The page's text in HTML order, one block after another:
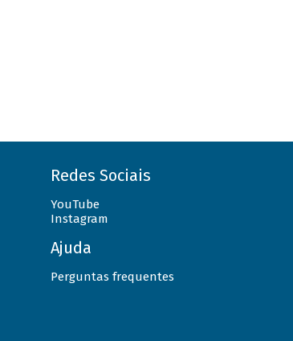
Redes Sociais
YouTube
Instagram
Ajuda
Perguntas frequentes